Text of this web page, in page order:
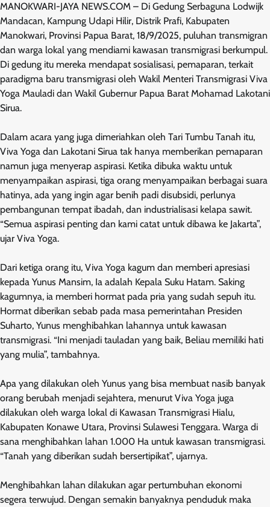
MANOKWARI-JAYA NEWS.COM – Di Gedung Serbaguna Lodwijk
Mandacan, Kampung Udapi Hilir, Distrik Prafi, Kabupaten
Manokwari, Provinsi Papua Barat, 18/9/2025, puluhan transmigran
dan warga lokal yang mendiami kawasan transmigrasi berkumpul.
Di gedung itu mereka mendapat sosialisasi, pemaparan, terkait
paradigma baru transmigrasi oleh Wakil Menteri Transmigrasi Viva
Yoga Mauladi dan Wakil Gubernur Papua Barat Mohamad Lakotani
Sirua.
Dalam acara yang juga dimeriahkan oleh Tari Tumbu Tanah itu,
Viva Yoga dan Lakotani Sirua tak hanya memberikan pemaparan
namun juga menyerap aspirasi. Ketika dibuka waktu untuk
menyampaikan aspirasi, tiga orang menyampaikan berbagai suara
hatinya, ada yang ingin agar benih padi disubsidi, perlunya
pembangunan tempat ibadah, dan industrialisasi kelapa sawit.
“Semua aspirasi penting dan kami catat untuk dibawa ke Jakarta”,
ujar Viva Yoga.
Dari ketiga orang itu, Viva Yoga kagum dan memberi apresiasi
kepada Yunus Mansim, Ia adalah Kepala Suku Hatam. Saking
kagumnya, ia memberi hormat pada pria yang sudah sepuh itu.
Hormat diberikan sebab pada masa pemerintahan Presiden
Suharto, Yunus menghibahkan lahannya untuk kawasan
transmigrasi. “Ini menjadi tauladan yang baik, Beliau memiliki hati
yang mulia”, tambahnya.
Apa yang dilakukan oleh Yunus yang bisa membuat nasib banyak
orang berubah menjadi sejahtera, menurut Viva Yoga juga
dilakukan oleh warga lokal di Kawasan Transmigrasi Hialu,
Kabupaten Konawe Utara, Provinsi Sulawesi Tenggara. Warga di
sana menghibahkan lahan 1.000 Ha untuk kawasan transmigrasi.
“Tanah yang diberikan sudah bersertipikat”, ujarnya.
Menghibahkan lahan dilakukan agar pertumbuhan ekonomi
segera terwujud. Dengan semakin banyaknya penduduk maka